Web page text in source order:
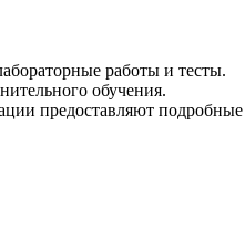
работы и тесты.
обучения.
предоставляют